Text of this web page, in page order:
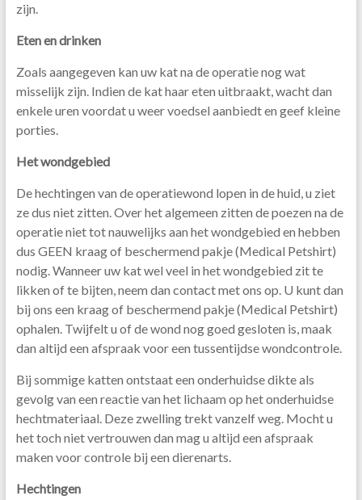
zijn.
Eten en drinken
Zoals aangegeven kan uw kat na de operatie nog wat
misselijk zijn. Indien de kat haar eten uitbraakt, wacht dan
enkele uren voordat u weer voedsel aanbiedt en geef kleine
porties.
Het wondgebied
De hechtingen van de operatiewond lopen in de huid, u ziet
ze dus niet zitten. Over het algemeen zitten de poezen na de
operatie niet tot nauwelijks aan het wondgebied en hebben
dus GEEN kraag of beschermend pakje (Medical Petshirt)
nodig. Wanneer uw kat wel veel in het wondgebied zit te
likken of te bijten, neem dan contact met ons op. U kunt dan
bij ons een kraag of beschermend pakje (Medical Petshirt)
ophalen. Twijfelt u of de wond nog goed gesloten is, maak
dan altijd een afspraak voor een tussentijdse wondcontrole.
Bij sommige katten ontstaat een onderhuidse dikte als
gevolg van een reactie van het lichaam op het onderhuidse
hechtmateriaal. Deze zwelling trekt vanzelf weg. Mocht u
het toch niet vertrouwen dan mag u altijd een afspraak
maken voor controle bij een dierenarts.
Hechtingen